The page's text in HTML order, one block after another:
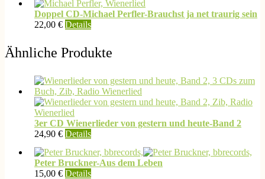
Doppel CD-Michael Perfler-Brauchst ja net traurig sein
22,00 € Details
Ähnliche Produkte
3er CD Wienerlieder von gestern und heute-Band 2
24,90 € Details
Peter Bruckner-Aus dem Leben
15,00 € Details